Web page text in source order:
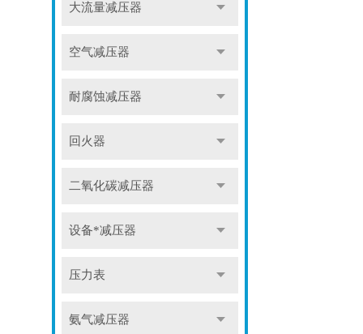
大流量减压器
空气减压器
耐腐蚀减压器
回火器
二氧化碳减压器
设备*减压器
压力表
氨气减压器